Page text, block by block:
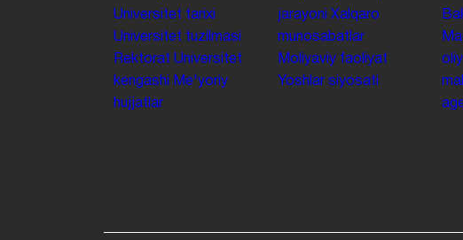
Universitet tarixi
Universitet tuzilmasi
Rektorat Universitet
kengashi
Me'yoriy
hujjatlar
jarayoni Xalqaro
munosabatlar
Moliyaviy faoliyat
Yoshlar siyosati